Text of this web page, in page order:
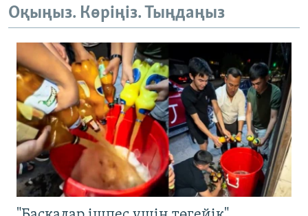
Оқыңыз. Көріңіз. Тыңдаңыз